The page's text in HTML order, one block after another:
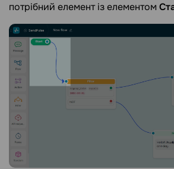
потрібний елемент із елементом